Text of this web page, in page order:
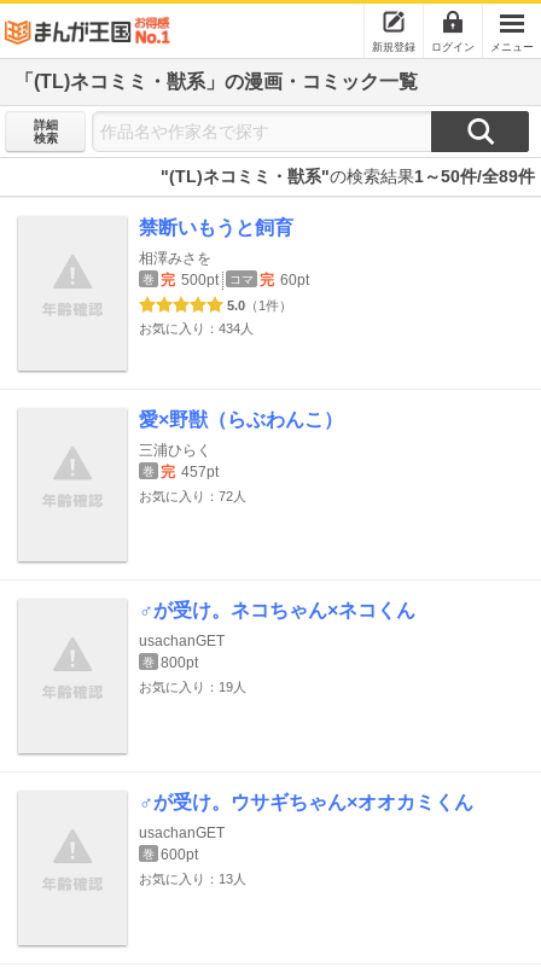
新規登録 ログイン メニュー
「(TL)ネコミミ・獣系」の漫画・コミック一覧
詳細
検索
"(TL)ネコミミ・獣系"の検索結果1～50件/全89件
禁断いもうと飼育
相澤みさを
巻 完 500pt コマ 完 60pt
5.0 （1件）
お気に入り：434人
愛×野獣（らぶわんこ）
三浦ひらく
巻 完 457pt
お気に入り：72人
♂が受け。ネコちゃん×ネコくん
usachanGET
巻 800pt
お気に入り：19人
♂が受け。ウサギちゃん×オオカミくん
usachanGET
巻 600pt
お気に入り：13人